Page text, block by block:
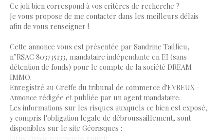
Ce joli bien correspond à vos critères de recherche ?
Je vous propose de me contacter dans les meilleurs délais
afin de vous renseigner !
Cette annonce vous est présentée par Sandrine Taillieu,
n°RSAC 803735133, mandataire indépendante en EI (sans
détention de fonds) pour le compte de la société DREAM
IMMO.
Enregistré au Greffe du tribunal de commerce d'EVREUX -
Annonce rédigée et publiée par un agent mandataire.
Les informations sur les risques auxquels ce bien est exposé,
y compris l'obligation légale de débroussaillement, sont
disponibles sur le site Géorisques :